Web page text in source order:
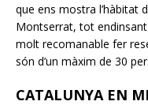
que ens mostra l’hàbitat
Montserrat, tot
molt recomanable fer
són d’un màxim de 30
CATALUNYA EN